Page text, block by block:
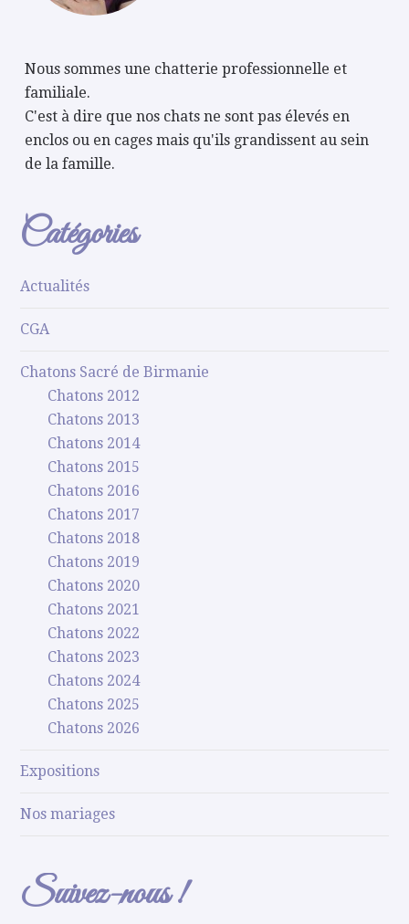
Nous sommes une chatterie professionnelle et
familiale.
C'est à dire que nos chats ne sont pas élevés en
enclos ou en cages mais qu'ils grandissent au sein
de la famille.
Catégories
Actualités
CGA
Chatons Sacré de Birmanie
Chatons 2012
Chatons 2013
Chatons 2014
Chatons 2015
Chatons 2016
Chatons 2017
Chatons 2018
Chatons 2019
Chatons 2020
Chatons 2021
Chatons 2022
Chatons 2023
Chatons 2024
Chatons 2025
Chatons 2026
Expositions
Nos mariages
Suivez-nous !